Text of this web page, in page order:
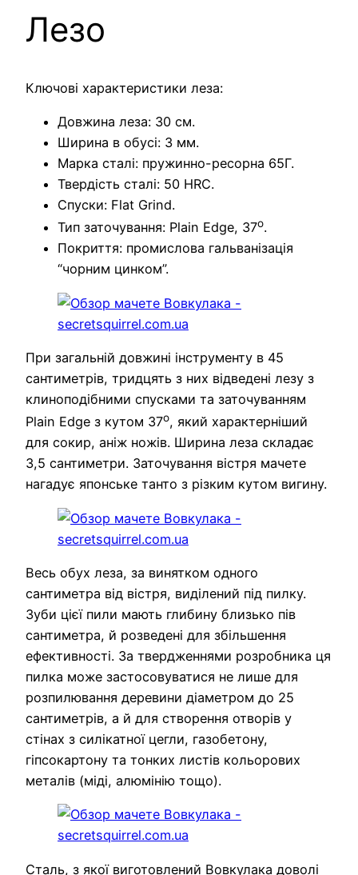
Лезо
Ключові характеристики леза:
Довжина леза: 30 см.
Ширина в обусі: 3 мм.
Марка сталі: пружинно-ресорна 65Г.
Твердість сталі: 50 HRC.
Спуски: Flat Grind.
Тип заточування: Plain Edge, 37o.
Покриття: промислова гальванізація
“чорним цинком”.
При загальній довжині інструменту в 45
сантиметрів, тридцять з них відведені лезу з
клиноподібними спусками та заточуванням
Plain Edge з кутом 37o, який характерніший
для сокир, аніж ножів. Ширина леза складає
3,5 сантиметри. Заточування вістря мачете
нагадує японське танто з різким кутом вигину.
Весь обух леза, за винятком одного
сантиметра від вістря, виділений під пилку.
Зуби цієї пили мають глибину близько пів
сантиметра, й розведені для збільшення
ефективності. За твердженнями розробника ця
пилка може застосовуватися не лише для
розпилювання деревини діаметром до 25
сантиметрів, а й для створення отворів у
стінах з силікатної цегли, газобетону,
гіпсокартону та тонких листів кольорових
металів (міді, алюмінію тощо).
Сталь, з якої виготовлений Вовкулака доволі